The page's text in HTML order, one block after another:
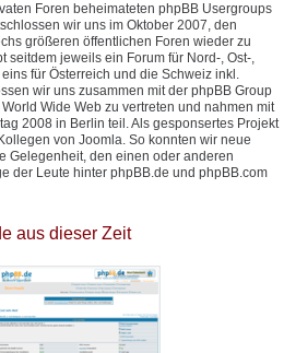
Foren beheimateten phpBB Usergroups
wir uns im Oktober 2007, den
größeren öffentlichen Foren wieder zu
seitdem jeweils ein Forum für Nord-, Ost-,
für Österreich und die Schweiz inkl.
wir uns zusammen mit der phpBB Group
Wide Web zu vertreten und nahmen mit
2008 in Berlin teil. Als gesponsertes Projekt
von Joomla. So konnten wir neue
Gelegenheit, den einen oder anderen
der Leute hinter phpBB.de und phpBB.com
aus dieser Zeit